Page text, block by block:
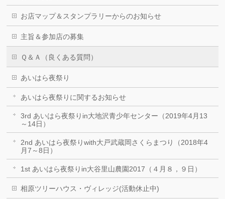
お店マップ＆スタンプラリーからのお知らせ
主旨＆参加店の募集
Ｑ＆Ａ（良くある質問）
あいはら夜祭り
あいはら夜祭りに関するお知らせ
3rd あいはら夜祭りin大地沢青少年センター（2019年4月13
～14日）
2nd あいはら夜祭りwith大戸武蔵岡さくらまつり（2018年4
月7～8日）
1st あいはら夜祭りin大谷里山農園2017（４月８，９日）
相原ツリーハウス・ヴィレッジ(活動休止中)